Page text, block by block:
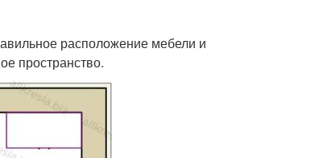
расположение мебели и
пространство.